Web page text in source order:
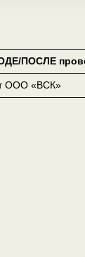
ПОСЛЕ
ООО «ВСК»